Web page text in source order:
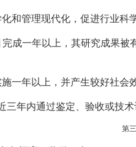
和管理现代化，促进行业
成一年以上，其研究成果
一年以上，并产生较好社会
三年内通过鉴定、验收或技
第